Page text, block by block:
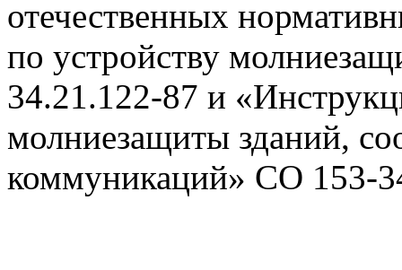
отечественных
по устройству
34.21.122-87 и
молниезащиты зданий,
коммуникаций» СО 153-